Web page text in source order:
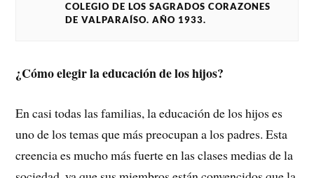
COLEGIO DE LOS SAGRADOS CORAZONES
DE VALPARAÍSO. AÑO 1933.
¿Cómo elegir la educación de los hijos?
En casi todas las familias, la educación de los hijos es
uno de los temas que más preocupan a los padres. Esta
creencia es mucho más fuerte en las clases medias de la